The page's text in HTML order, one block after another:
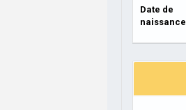
Date de
naissance